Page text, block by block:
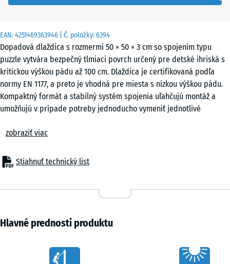
EAN:4251469363946 | Č. položky:6394
Dopadová dlaždica s rozmermi 50 × 50 × 3 cm so spojením typu
puzzle vytvára bezpečný tlmiaci povrch určený pre detské ihriská s
kritickou výškou pádu až 100 cm. Dlaždica je certifikovaná podľa
normy EN 1177, a preto je vhodná pre miesta s nízkou výškou pádu.
Kompaktný formát a stabilný systém spojenia uľahčujú montáž a
umožňujú v prípade potreby jednoducho vymeniť jednotlivé
Použitie
chrániť deti pri páde z výšky do 100 cm. Typickými miestami použitia
sú priestory pre malé deti, nízke šmykľavky, pružinové hojdačky,
pádu v materských školách, školách a na verejných aj súkromných
rehabilitačných prostrediach, kde je potrebný bezpečný a elastický
Dlaždica je vyrobená z gumového granulátu ELT spojeného
zobraziť viac
Stiahnuť technický list
Hlavné prednosti produktu
Characteristics